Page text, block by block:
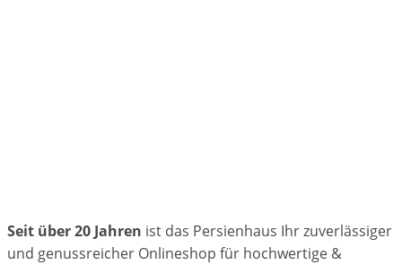
Seit über 20 Jahren ist das Persienhaus Ihr zuverlässiger
und genussreicher Onlineshop für hochwertige &